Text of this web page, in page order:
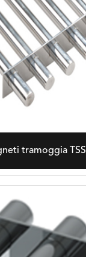
tramoggia TSS